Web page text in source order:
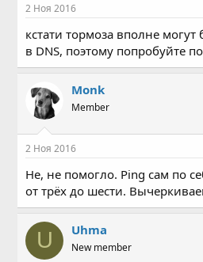
2 Ноя 2016
кстати тормоза вполне могут
в DNS, поэтому попробуйте
Mоnk
Member
2 Ноя 2016
Не, не помогло. Ping сам по
от трёх до шести.
U Uhma
New member